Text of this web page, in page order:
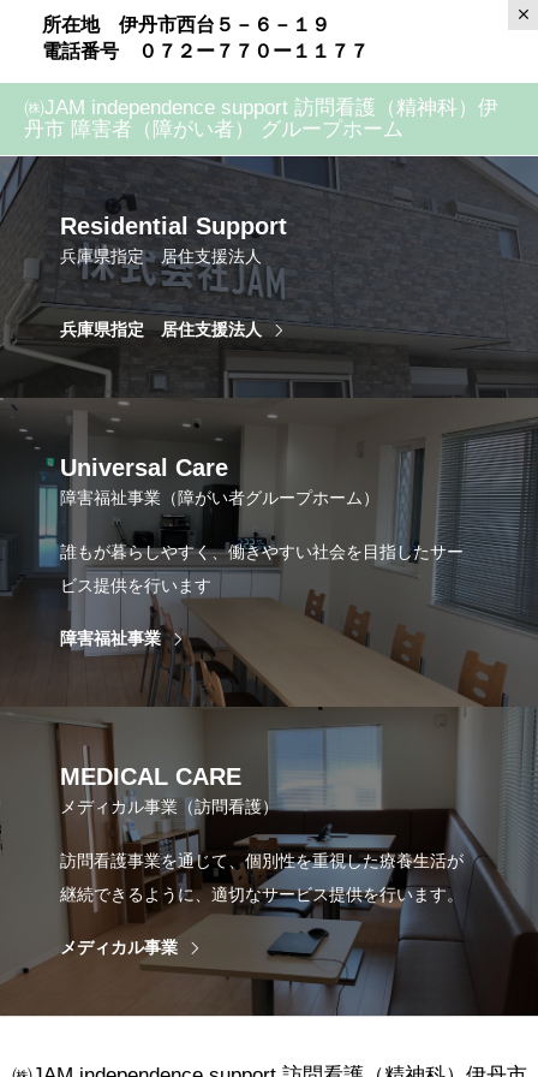
所在地 伊丹市西台５－６－１９
電話番号 ０７２ー７７０ー１１７７
㈱JAM independence support 訪問看護（精神科）伊
丹市 障害者（障がい者） グループホーム
Residential Support
兵庫県指定 居住支援法人
兵庫県指定 居住支援法人
Universal Care
障害福祉事業（障がい者グループホーム）
誰もが暮らしやすく、働きやすい社会を目指したサー
ビス提供を行います
障害福祉事業
MEDICAL CARE
メディカル事業（訪問看護）
訪問看護事業を通じて、個別性を重視した療養生活が
継続できるように、適切なサービス提供を行います。
メディカル事業